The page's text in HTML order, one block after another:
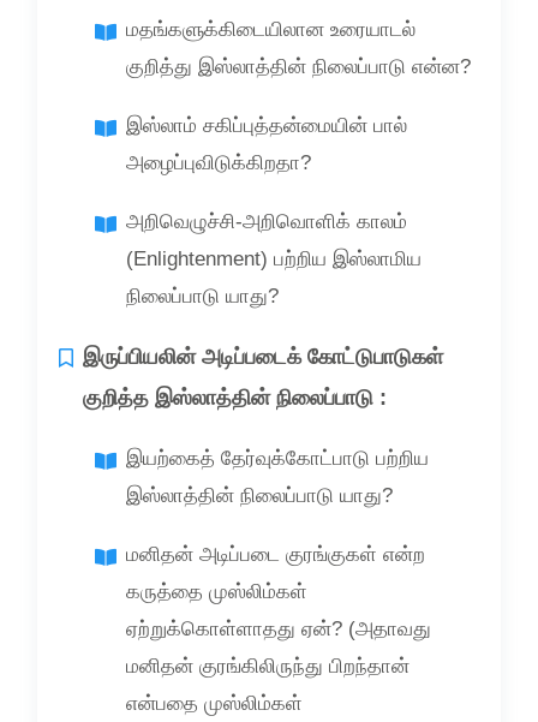
மதங்களுக்கிடையிலான உரையாடல்
குறித்து இஸ்லாத்தின் நிலைப்பாடு என்ன?
இஸ்லாம் சகிப்புத்தன்மையின் பால்
அழைப்புவிடுக்கிறதா?
அறிவெழுச்சி-அறிவொளிக் காலம்
(Enlightenment) பற்றிய இஸ்லாமிய
நிலைப்பாடு யாது?
இருப்பியலின் அடிப்படைக் கோட்டுபாடுகள்
குறித்த இஸ்லாத்தின் நிலைப்பாடு :
இயற்கைத் தேர்வுக்கோட்பாடு பற்றிய
இஸ்லாத்தின் நிலைப்பாடு யாது?
மனிதன் அடிப்படை குரங்குகள் என்ற
கருத்தை முஸ்லிம்கள்
ஏற்றுக்கொள்ளாதது ஏன்? (அதாவது
மனிதன் குரங்கிலிருந்து பிறந்தான்
என்பதை முஸ்லிம்கள்